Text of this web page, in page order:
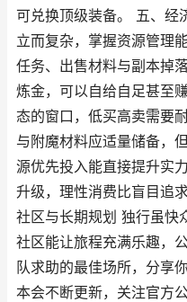
可兑换顶级装备。 五、经
立而复杂，掌握资源管理
任务、出售材料与副本掉
炼金，可以自给自足甚至
态的窗口，低买高卖需要
与附魔材料应适量储备，
源优先投入能直接提升实
升级，理性消费比盲目追
社区与长期规划 独行虽快
社区能让旅程充满乐趣，
队求助的最佳场所，分享
本会不断更新，关注官方